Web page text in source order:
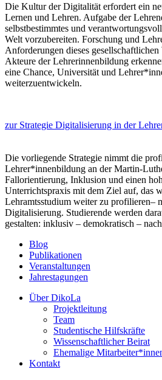
Die Kultur der Digitalität erfordert ein
Lernen und Lehren. Aufgabe der
selbstbestimmtes und
Welt vorzubereiten. Forschung und
Anforderungen dieses
Akteure der Lehrerinnenbildung
eine Chance, Universität und
weiterzuentwickeln.
zur Strategie Digitalisierung in der
Die vorliegende Strategie nimmt die
Lehrer*innenbildung an der Martin-
Fallorientierung, Inklusion und einen
Unterrichtspraxis mit dem Ziel auf, das
Lehramtsstudium weiter zu profilieren–
Digitalisierung. Studierende werden
gestalten: inklusiv – demokratisch –
Blog
Publikationen
Veranstaltungen
Jahrestagungen
Über DikoLa
Projektleitung
Team
Studentische Hilfskräfte
Wissenschaftlicher Beirat
Ehemalige
Kontakt